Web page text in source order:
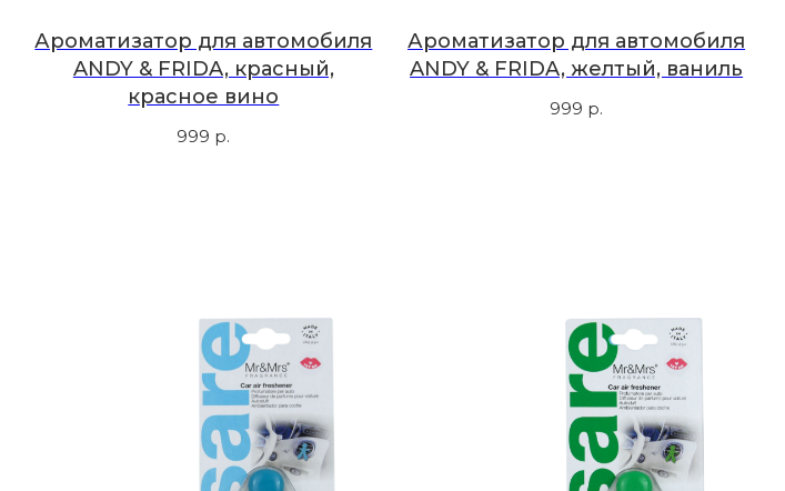
Ароматизатор для автомобиля
ANDY & FRIDA, красный,
красное вино
999 р.
Ароматизатор для автомобиля
ANDY & FRIDA, желтый, ваниль
999 р.